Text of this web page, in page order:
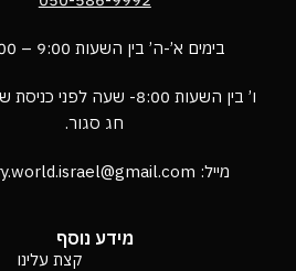
בימים א’-ה’ בין השעות 9:00 – 18:00 ,
ו’ בין השעות 8:00- שעה לפני
חג סגור.
מייל: Luxury.world.israel@gmail.com
מידע נוסף
קצת עלינו